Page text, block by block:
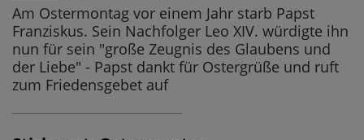
Am Ostermontag vor einem Jahr starb Papst
Franziskus. Sein Nachfolger Leo XIV. würdigte ihn
nun für sein "große Zeugnis des Glaubens und
der Liebe" - Papst dankt für Ostergrüße und ruft
zum Friedensgebet auf